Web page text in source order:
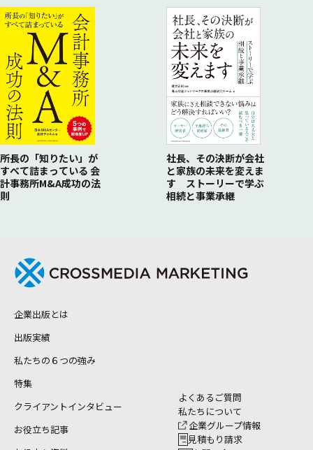
まずは立ち上げやすい「委員会」からスタート
社員の成長意欲を促すしくみ
モラールサーベイ分析／自己申告制度／面接制度／給与体系
所長の「知りたい」が
すべて詰まっている 会
計事務所M&A成功の法
則
社長、その決断が会社
と家族の未来を変えま
す ストーリーで学ぶ
相続と事業承継
企業出版とは
出版実績
私たちの６つの強み
特集
クライアントインタビュー
お役立ち記事
よくあるご質問
私たちについて
企業グループ情報
見積もり請求